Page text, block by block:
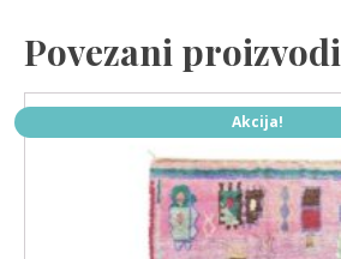
Povezani proizvodi
Akcija!